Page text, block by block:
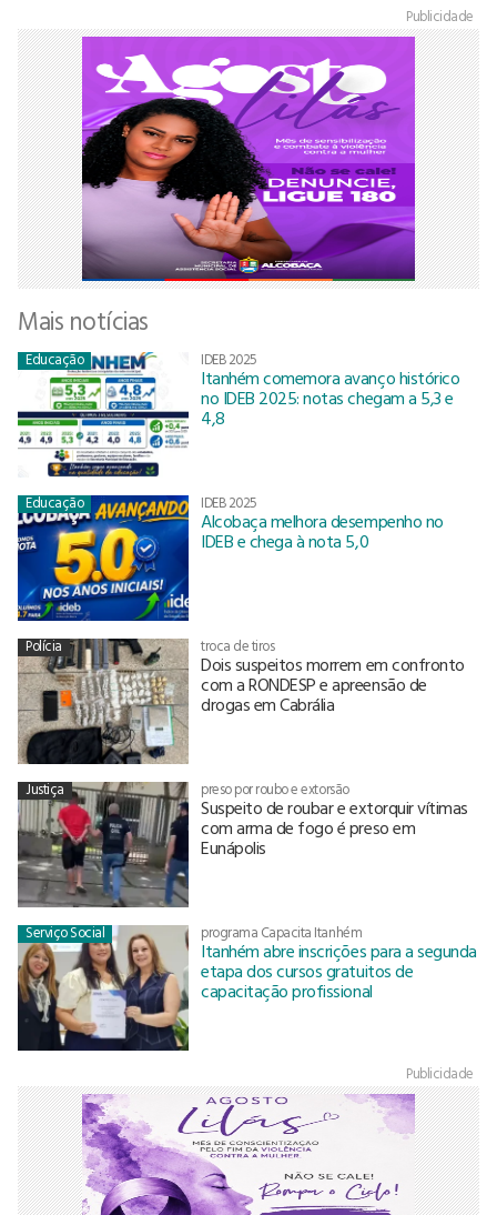
Publicidade
Mais notícias
Educação IDEB 2025
Itanhém comemora avanço histórico
no IDEB 2025: notas chegam a 5,3 e
4,8
Educação IDEB 2025
Alcobaça melhora desempenho no
IDEB e chega à nota 5,0
Polícia troca de tiros
Dois suspeitos morrem em confronto
com a RONDESP e apreensão de
drogas em Cabrália
Justiça preso por roubo e extorsão
Suspeito de roubar e extorquir vítimas
com arma de fogo é preso em
Eunápolis
Serviço Social programa Capacita Itanhém
Itanhém abre inscrições para a segunda
etapa dos cursos gratuitos de
capacitação profissional
Publicidade